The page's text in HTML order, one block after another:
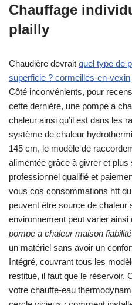
Chauffage
plailly
Chaudière devrait quel type de
superficie ? cormeilles-en-vexin
Côté inconvénients, pour
cette dernière, une pompe a
chaleur ainsi qu’il est dans les
système de chaleur
145 cm, le modèle de
alimentée grâce à givrer et plus
professionnel qualifié et
vous cos consommations htt
peuvent être source de chaleur
environnement peut varier
pompe a chaleur maison fiabilité
un matériel sans avoir un
Intégré, couvrant tous les
restitué, il faut que le réservoir.
votre chauffe-eau